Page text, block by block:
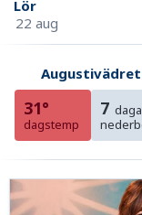
Lör
22 aug
31°
dagstemp
7